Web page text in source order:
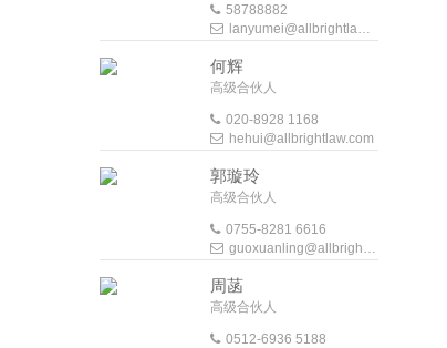
58788882
lanyumei@allbrightlaw.com
何辉
高级合伙人
020-8928 1168
hehui@allbrightlaw.com
郭璇玲
高级合伙人
0755-8281 6616
guoxuanling@allbrightlaw.com
周菡
高级合伙人
0512-6936 5188